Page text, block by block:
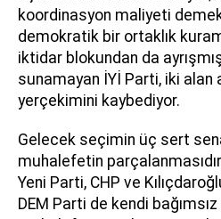
koordinasyon maliyeti
demokratik bir ortaklık
iktidar blokundan da
sunamayan İYİ Parti, iki alan
yerçekimini kaybediyor.
Gelecek seçimin üç sert
muhalefetin
Yeni Parti, CHP ve
DEM Parti de kendi